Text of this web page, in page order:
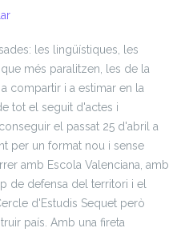
les lingüístiques, les
més paralitzen, les de la
compartir i a estimar en la
tot el seguit d'actes i
el passat 25 d'abril a
per un format nou i sense
amb Escola Valenciana, amb
de defensa del territori i el
d'Estudis Sequet però
país. Amb una fireta